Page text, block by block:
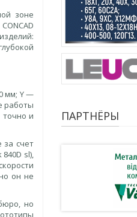
зоне
мм; Y —
работы
точно и
за счет
sl),
он не
но
ПАРТНЁРЫ